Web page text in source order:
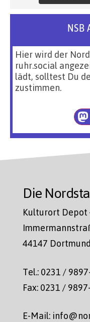
NSB
Hier wird der
ruhr.social
lädt, solltest Du
zustimmen.
Die
Kulturort Depot
44147 Dortmund
Tel.: 0231 /
Fax: 0231 /
E-Mail: